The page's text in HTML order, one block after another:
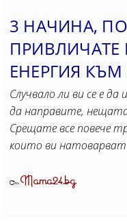
3 НАЧИНА,
ПРИВЛИЧАТЕ
ЕНЕРГИЯ КЪМ
Случвало ли ви се е
да направите,
Срещате все повече
които ви натоварват
ОтMama24.bg